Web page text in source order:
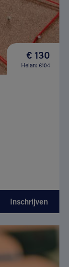
€ 130
Helan: €104
Inschrijven